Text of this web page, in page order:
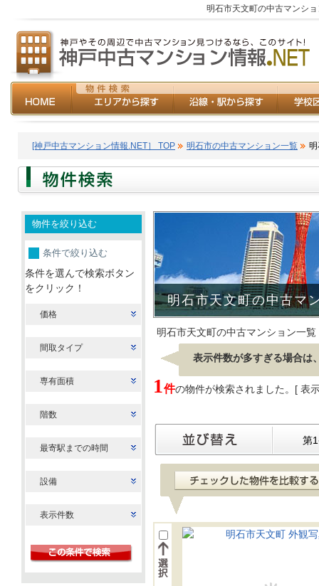
明石市天文町の中古マンシ
[神戸中古マンション情報.NET］ TOP 明石市の中古マンション一覧
物件を絞り込む
条件で絞り込む
条件を選んで検索ボタン
をクリック！
価格
間取タイプ
専有面積
階数
最寄駅までの時間
設備
表示件数
明石市天文町の中古マ
明石市天文町の中古マンション一覧
表示件数が多すぎる場合は
1件の物件が検索されました。[ 表
第